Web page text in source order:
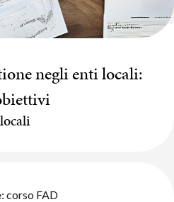
negli enti locali:
: corso FAD